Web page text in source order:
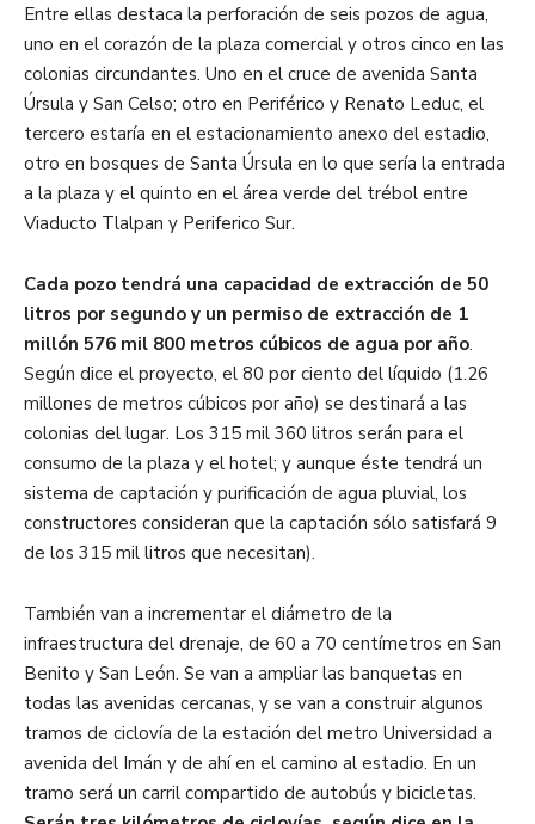
Entre ellas destaca la perforación de seis pozos de agua,
uno en el corazón de la plaza comercial y otros cinco en las
colonias circundantes. Uno en el cruce de avenida Santa
Úrsula y San Celso; otro en Periférico y Renato Leduc, el
tercero estaría en el estacionamiento anexo del estadio,
otro en bosques de Santa Úrsula en lo que sería la entrada
a la plaza y el quinto en el área verde del trébol entre
Viaducto Tlalpan y Periferico Sur.
Cada pozo tendrá una capacidad de extracción de 50
litros por segundo y un permiso de extracción de 1
millón 576 mil 800 metros cúbicos de agua por año.
Según dice el proyecto, el 80 por ciento del líquido (1.26
millones de metros cúbicos por año) se destinará a las
colonias del lugar. Los 315 mil 360 litros serán para el
consumo de la plaza y el hotel; y aunque éste tendrá un
sistema de captación y purificación de agua pluvial, los
constructores consideran que la captación sólo satisfará 9
de los 315 mil litros que necesitan).
También van a incrementar el diámetro de la
infraestructura del drenaje, de 60 a 70 centímetros en San
Benito y San León. Se van a ampliar las banquetas en
todas las avenidas cercanas, y se van a construir algunos
tramos de ciclovía de la estación del metro Universidad a
avenida del Imán y de ahí en el camino al estadio. En un
tramo será un carril compartido de autobús y bicicletas.